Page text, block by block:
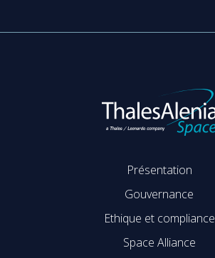
Présentation
Gouvernance
Ethique et compliance
Space Alliance